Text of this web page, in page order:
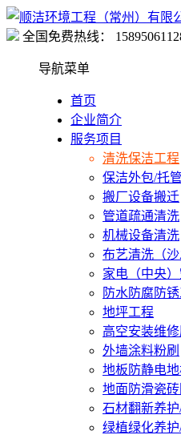
全国免费热线：
导航菜单
首页
企业简介
服务项目
清洗保洁工程
保洁外包/托管
搬厂设备搬迁
管道疏通清洗
机械设备清洗
布艺清洗（沙
家电（中央
防水防腐防
地坪工程
高空安装维
外墙涂料粉刷
地板防静电
地面防滑瓷
石材翻新养
绿植绿化养